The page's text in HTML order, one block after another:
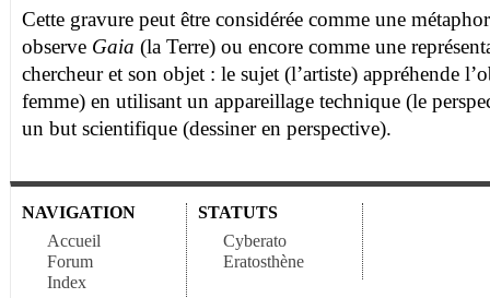
Cette gravure peut être considérée comme une
observe Gaia (la Terre) ou encore comme une
chercheur et son objet : le sujet (l’artiste) appréhende
femme) en utilisant un appareillage technique (le
un but scientifique (dessiner en perspective).
NAVIGATION
Accueil
Forum
Index
STATUTS
Cyberato
Eratosthène